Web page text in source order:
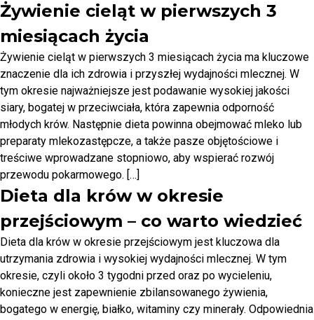
Żywienie cieląt w pierwszych 3
miesiącach życia
Żywienie cieląt w pierwszych 3 miesiącach życia ma kluczowe
znaczenie dla ich zdrowia i przyszłej wydajności mlecznej. W
tym okresie najważniejsze jest podawanie wysokiej jakości
siary, bogatej w przeciwciała, która zapewnia odporność
młodych krów. Następnie dieta powinna obejmować mleko lub
preparaty mlekozastępcze, a także pasze objętościowe i
treściwe wprowadzane stopniowo, aby wspierać rozwój
przewodu pokarmowego. […]
Dieta dla krów w okresie
przejściowym – co warto wiedzieć
Dieta dla krów w okresie przejściowym jest kluczowa dla
utrzymania zdrowia i wysokiej wydajności mlecznej. W tym
okresie, czyli około 3 tygodni przed oraz po wycieleniu,
konieczne jest zapewnienie zbilansowanego żywienia,
bogatego w energię, białko, witaminy czy minerały. Odpowiednia